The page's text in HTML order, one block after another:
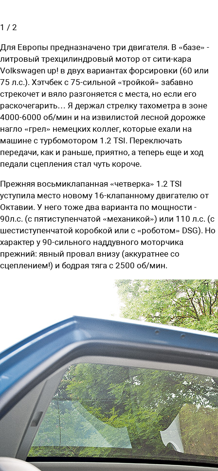
1 / 2
Для Европы предназначено три двигателя. В «базе» -
литровый трехцилиндровый мотор от сити-кара
Volkswagen up! в двух вариантах форсировки (60 или
75 л.с.). Хэтчбек с 75-сильной «тройкой» забавно
стрекочет и вяло разгоняется с места, но если его
раскочегарить… Я держал стрелку тахометра в зоне
4000-6000 об/мин и на извилистой лесной дорожке
нагло «грел» немецких коллег, которые ехали на
машине с турбомотором 1.2 TSI. Переключать
передачи, как и раньше, приятно, а теперь еще и ход
педали сцепления стал чуть короче.
Прежняя восьмиклапанная «четверка» 1.2 TSI
уступила место новому 16-клапанному двигателю от
Октавии. У него тоже два варианта по мощности -
90л.с. (с пятиступенчатой «механикой») или 110 л.с. (с
шестиступенчатой коробкой или с «роботом» DSG). Но
характер у 90-сильного наддувного моторчика
прежний: явный провал внизу (аккуратнее со
сцеплением!) и бодрая тяга с 2500 об/мин.